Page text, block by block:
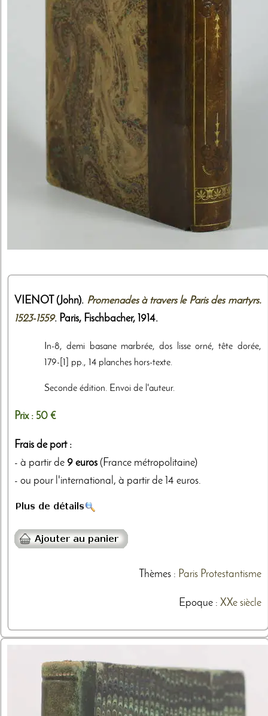
VIENOT (John). Promenades à travers le Paris des martyrs.
1523-1559. Paris, Fischbacher, 1914.
In-8, demi basane marbrée, dos lisse orné, tête dorée,
179-[1] pp., 14 planches hors-texte.
Seconde édition. Envoi de l'auteur.
Prix : 50 €
Frais de port :
- à partir de 9 euros (France métropolitaine)
- ou pour l'international, à partir de 14 euros.
Thèmes: Paris Protestantisme
Epoque : XXe siècle